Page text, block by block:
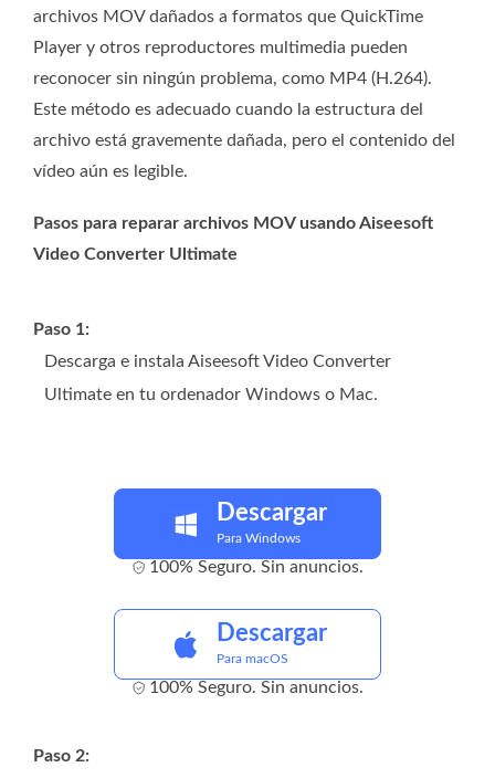
archivos MOV dañados a formatos que QuickTime
Player y otros reproductores multimedia pueden
reconocer sin ningún problema, como MP4 (H.264).
Este método es adecuado cuando la estructura del
archivo está gravemente dañada, pero el contenido del
vídeo aún es legible.
Pasos para reparar archivos MOV usando Aiseesoft
Video Converter Ultimate
Paso 1:
Descarga e instala Aiseesoft Video Converter
Ultimate en tu ordenador Windows o Mac.
Descargar
Para Windows
100% Seguro. Sin anuncios.
Descargar
Para macOS
100% Seguro. Sin anuncios.
Paso 2: